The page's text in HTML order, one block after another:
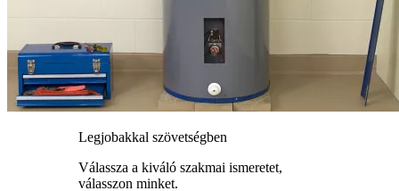
Legjobakkal szövetségben
Válassza a kiváló szakmai ismeretet,
válasszon minket.